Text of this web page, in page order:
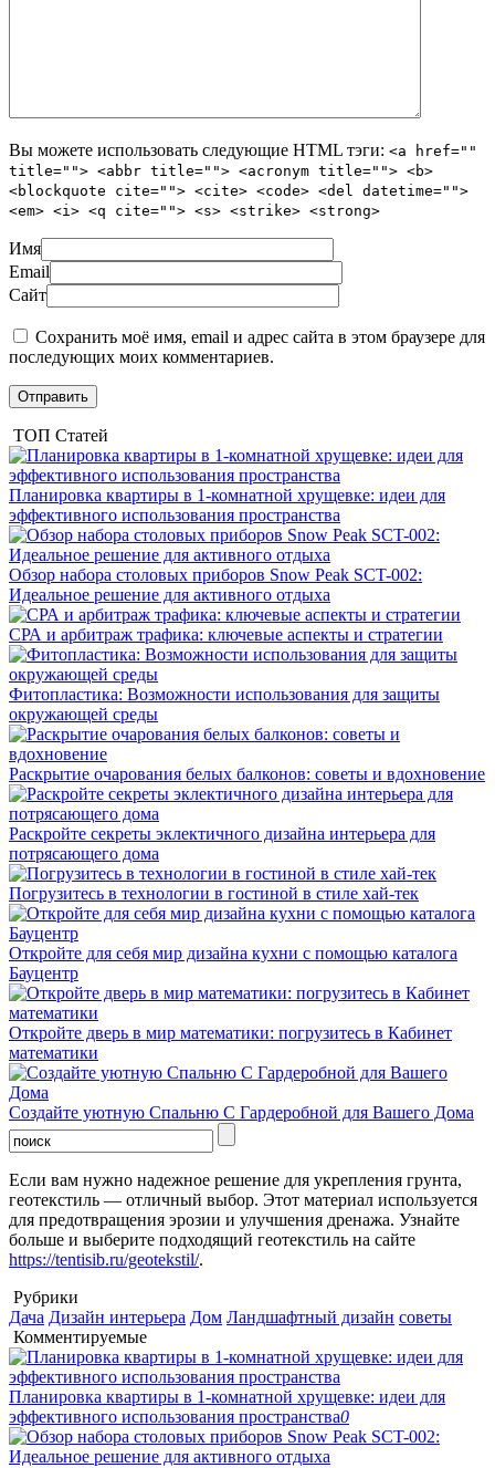
Вы можете использовать следующие HTML тэги: <a href=""
title=""> <abbr title=""> <acronym title=""> <b>
<blockquote cite=""> <cite> <code> <del datetime="">
<em> <i> <q cite=""> <s> <strike> <strong>
Имя
Email
Сайт
Сохранить моё имя, email и адрес сайта в этом браузере для
последующих моих комментариев.
ТОП Статей
Планировка квартиры в 1-комнатной хрущевке: идеи для
эффективного использования пространства
Обзор набора столовых приборов Snow Peak SCT-002:
Идеальное решение для активного отдыха
СРА и арбитраж трафика: ключевые аспекты и стратегии
Фитопластика: Возможности использования для защиты
окружающей среды
Раскрытие очарования белых балконов: советы и вдохновение
Раскройте секреты эклектичного дизайна интерьера для
потрясающего дома
Погрузитесь в технологии в гостиной в стиле хай-тек
Откройте для себя мир дизайна кухни с помощью каталога
Бауцентр
Откройте дверь в мир математики: погрузитесь в Кабинет
математики
Создайте уютную Спальню С Гардеробной для Вашего Дома
Если вам нужно надежное решение для укрепления грунта,
геотекстиль — отличный выбор. Этот материал используется
для предотвращения эрозии и улучшения дренажа. Узнайте
больше и выберите подходящий геотекстиль на сайте
https://tentisib.ru/geotekstil/.
Рубрики
Дача Дизайн интерьера Дом Ландшафтный дизайн советы
Комментируемые
Планировка квартиры в 1-комнатной хрущевке: идеи для
эффективного использования пространства0